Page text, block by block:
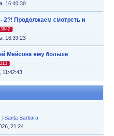
16:40:30
2?! Продолжаем смотреть и
3642
16:39:23
Мейсона ему больше
213
11:42:43
Santa Barbara
21:24